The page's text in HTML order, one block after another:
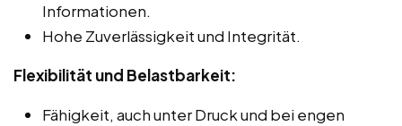
Informationen.
Hohe Zuverlässigkeit und Integrität.
Flexibilität und Belastbarkeit:
Fähigkeit, auch unter Druck und bei engen